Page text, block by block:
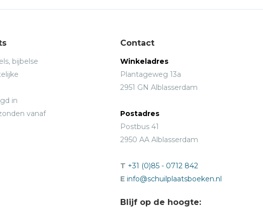
bijbelse
in
vanaf
Contact
Winkeladres
Plantageweg 13a
2951 GN Alblasserdam
Postadres
Postbus 41
2950 AA Alblasserdam
T +31 (0)85 - 0712 842
E info@schuilplaatsboeken.nl
Blijf op de hoogte: